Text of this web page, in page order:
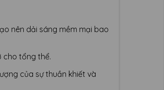
nên dải sáng mềm mại bao
cho tổng thể.
của sự thuần khiết và